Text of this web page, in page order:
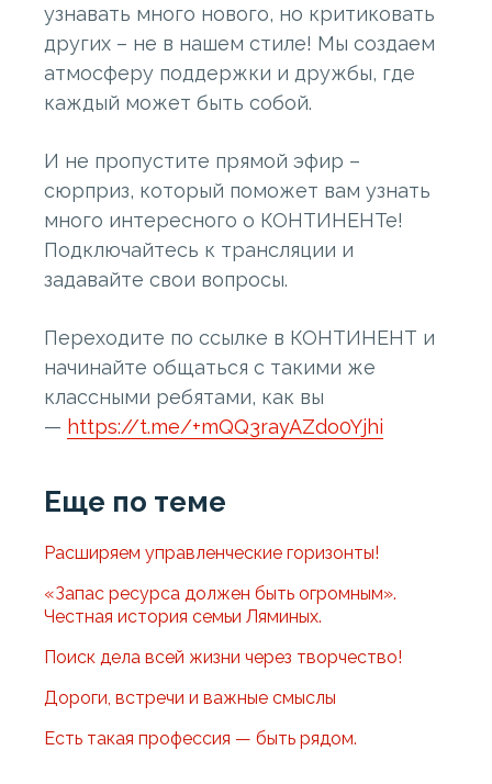
узнавать много нового, но критиковать
других – не в нашем стиле! Мы создаем
атмосферу поддержки и дружбы, где
каждый может быть собой.
И не пропустите прямой эфир –
сюрприз, который поможет вам узнать
много интересного о КОНТИНЕНТе!
Подключайтесь к трансляции и
задавайте свои вопросы.
Переходите по ссылке в КОНТИНЕНТ и
начинайте общаться с такими же
классными ребятами, как вы
— https://t.me/+mQQ3rayAZdo0Yjhi
Еще по теме
Расширяем управленческие горизонты!
«Запас ресурса должен быть огромным».
Честная история семьи Ляминых.
Поиск дела всей жизни через творчество!
Дороги, встречи и важные смыслы
Есть такая профессия — быть рядом.